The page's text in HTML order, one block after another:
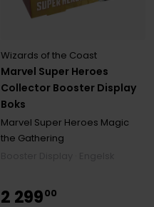
Marvel Super Heroes
Collector Booster Display
Boks
Wizards of the Coast
Marvel Super Heroes Magic
the Gathering
2 29900